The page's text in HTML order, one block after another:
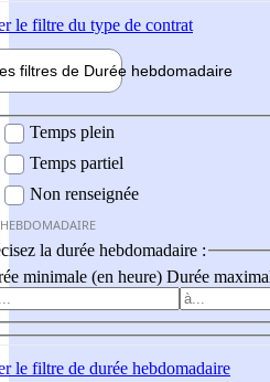
le filtre du type de contrat
filtres de Durée hebdomadaire
Temps plein
Temps partiel
Non renseignée
la durée hebdomadaire :
minimale (en heure) Durée
le filtre de durée hebdomadaire